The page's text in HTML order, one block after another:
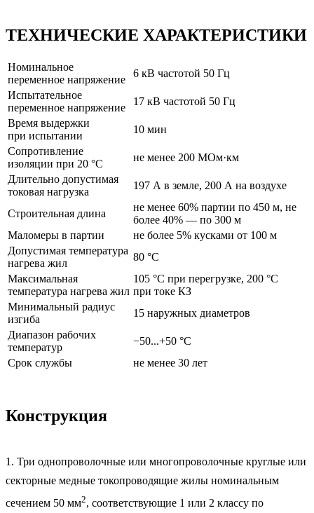
ТЕХНИЧЕСКИЕ ХАРАКТЕРИСТИКИ
Номинальное
переменное напряжение
6 кВ частотой 50 Гц
Испытательное
переменное напряжение
17 кВ частотой 50 Гц
Время выдержки
при испытании
10 мин
Сопротивление
изоляции при 20 °C
не менее 200 МОм·км
Длительно допустимая
токовая нагрузка
197 А в земле, 200 А на воздухе
Строительная длина
не менее 60% партии по 450 м, не
более 40% — по 300 м
Маломеры в партии
не более 5% кусками от 100 м
Допустимая температура
нагрева жил
80 °C
Максимальная
температура нагрева жил
105 °C при перегрузке, 200 °C
при токе КЗ
Минимальный радиус
изгиба
15 наружных диаметров
Диапазон рабочих
температур
−50...+50 °C
Срок службы
не менее 30 лет
Конструкция
1. Три однопроволочные или многопроволочные круглые или
секторные медные токопроводящие жилы номинальным
сечением 50 мм2, соответствующие 1 или 2 классу по